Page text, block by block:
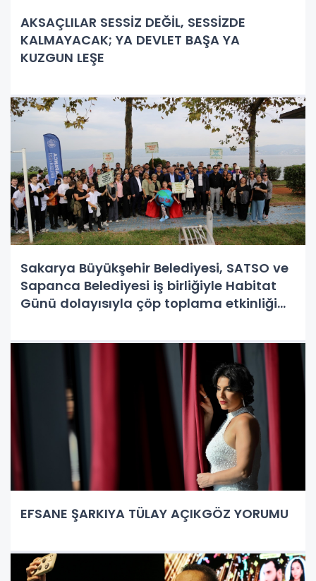
AKSAÇLILAR SESSİZ DEĞİL, SESSİZDE
KALMAYACAK; YA DEVLET BAŞA YA
KUZGUN LEŞE
Sakarya Büyükşehir Belediyesi, SATSO ve
Sapanca Belediyesi iş birliğiyle Habitat
Günü dolayısıyla çöp toplama etkinliği
EFSANE ŞARKIYA TÜLAY AÇIKGÖZ YORUMU